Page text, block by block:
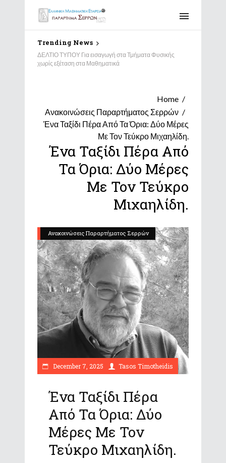
Trending News
Αποτελέσματα Διαγωνισμού “Παιχνίδι και Μαθηματικά”
2026 – Παράρτημα Σερρών
Home
Ανακοινώσεις Παραρτήματος Σερρών
Ένα Ταξίδι Πέρα Από Τα Όρια: Δύο Μέρες
Με Τον Τεύκρο Μιχαηλίδη.
Ένα Ταξίδι Πέρα Από
Τα Όρια: Δύο Μέρες
Με Τον Τεύκρο
Μιχαηλίδη.
Ανακοινώσεις Παραρτήματος Σερρών
December 7, 2025 Tasos Timotheidis
Ένα Ταξίδι Πέρα
Από Τα Όρια: Δύο
Μέρες Με Τον
Τεύκρο Μιχαηλίδη.